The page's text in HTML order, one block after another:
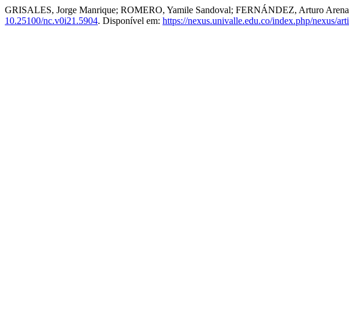
GRISALES, Jorge Manrique; ROMERO, Yamile Sandoval; FERNÁNDEZ, Arturo
10.25100/nc.v0i21.5904. Disponível em: https://nexus.univalle.edu.co/index.php/nexus/